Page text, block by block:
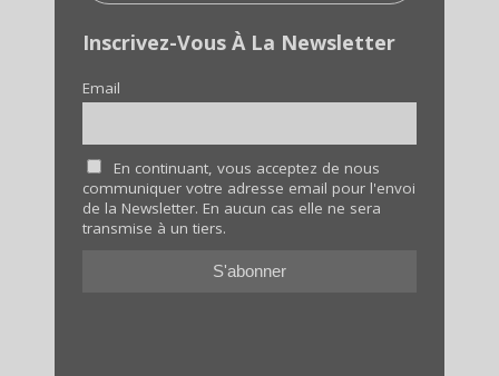
Inscrivez-Vous À La Newsletter
Email
En continuant, vous acceptez de nous
communiquer votre adresse email pour l'envoi
de la Newsletter. En aucun cas elle ne sera
transmise à un tiers.